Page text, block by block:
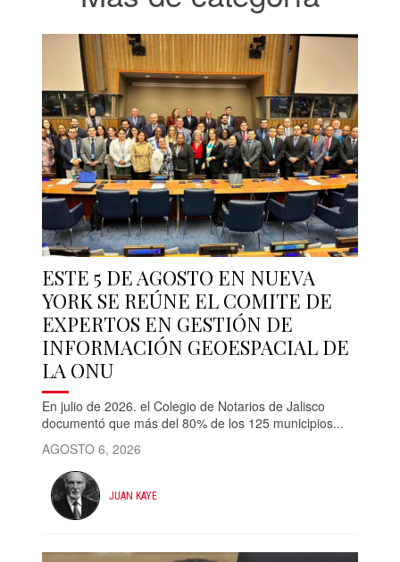
ESTE 5 DE AGOSTO EN NUEVA
YORK SE REÚNE EL COMITE DE
EXPERTOS EN GESTIÓN DE
INFORMACIÓN GEOESPACIAL DE
LA ONU
En julio de 2026. el Colegio de Notarios de Jalisco
documentó que más del 80% de los 125 municipios...
AGOSTO 6, 2026
JUAN KAYE